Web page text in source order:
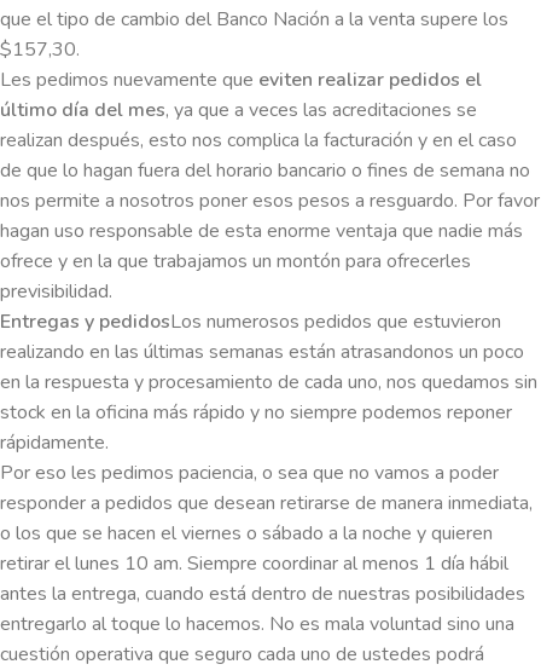
que el tipo de cambio del Banco Nación a la venta supere los
$157,30.
Les pedimos nuevamente que eviten realizar pedidos el
último día del mes, ya que a veces las acreditaciones se
realizan después, esto nos complica la facturación y en el caso
de que lo hagan fuera del horario bancario o fines de semana no
nos permite a nosotros poner esos pesos a resguardo. Por favor
hagan uso responsable de esta enorme ventaja que nadie más
ofrece y en la que trabajamos un montón para ofrecerles
previsibilidad.
Entregas y pedidosLos numerosos pedidos que estuvieron
realizando en las últimas semanas están atrasandonos un poco
en la respuesta y procesamiento de cada uno, nos quedamos sin
stock en la oficina más rápido y no siempre podemos reponer
rápidamente.
Por eso les pedimos paciencia, o sea que no vamos a poder
responder a pedidos que desean retirarse de manera inmediata,
o los que se hacen el viernes o sábado a la noche y quieren
retirar el lunes 10 am. Siempre coordinar al menos 1 día hábil
antes la entrega, cuando está dentro de nuestras posibilidades
entregarlo al toque lo hacemos. No es mala voluntad sino una
cuestión operativa que seguro cada uno de ustedes podrá